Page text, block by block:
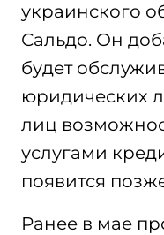
украинского
Сальдо. Он
будет
юридических
лиц
услугами
появится
Ранее в мае